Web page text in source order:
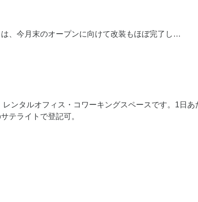
、今月末のオープンに向けて改装もほぼ完了し…
ンタルオフィス・コワーキングスペースです。1日
テライトで登記可。